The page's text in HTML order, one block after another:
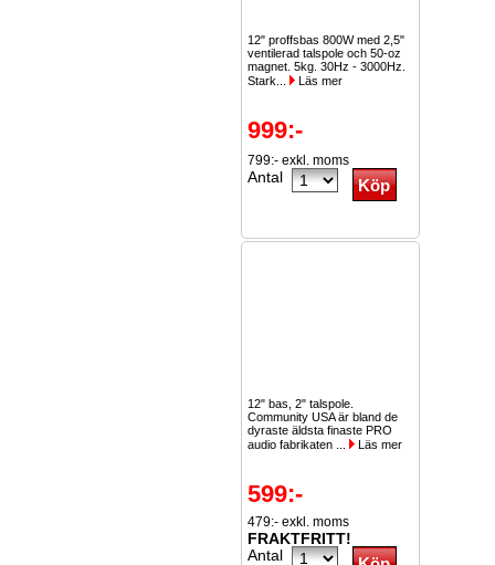
12" proffsbas 800W med 2,5"
ventilerad talspole och 50-oz
magnet. 5kg. 30Hz - 3000Hz.
Stark...
Läs mer
999:-
799:- exkl. moms
Antal
12" bas, 2" talspole.
Community USA är bland de
dyraste äldsta finaste PRO
audio fabrikaten ...
Läs mer
599:-
479:- exkl. moms
FRAKTFRITT!
Antal